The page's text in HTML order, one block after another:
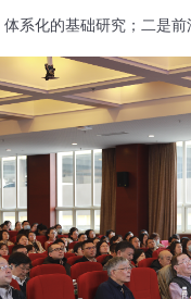
系化的基础研究；二是